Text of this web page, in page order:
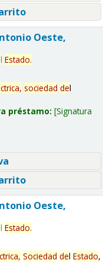
Oeste,
l Estado.
sociedad del
préstamo: Signatura
Oeste,
l Estado.
Sociedad del Estado,